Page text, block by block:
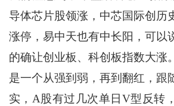
导体芯片股领涨，中芯国际创历
涨停，易中天也有中长阳，可以
的确让创业板、科创板指数大涨
是一个从强到弱，再到翻红，跟
实，A股有过几次单日V型反转